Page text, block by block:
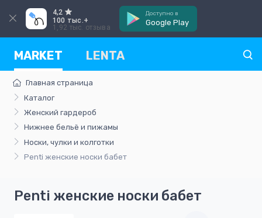
4,2
100 тыс.+
1,92 тыс. отзыва
Доступно в
Google Play
MARKET LENTA
Главная страница
Каталог
Женский гардероб
Нижнее бельё и пижамы
Носки, чулки и колготки
Penti женскиe носки бабет
Penti женскиe носки бабет